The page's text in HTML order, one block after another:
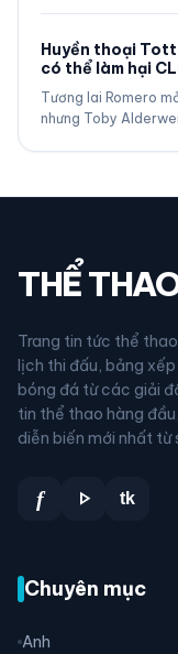
Huyền thoại
có thể làm hại
Tương lai Romero
nhưng Toby
THỂ
Trang tin tức thể
lịch thi đấu, bảng
bóng đá từ các giải
tin thể thao hàng
diễn biến mới nhất từ
f play_arrow tk
Chuyên mục
Anh